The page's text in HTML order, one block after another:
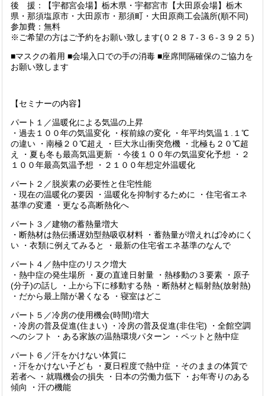
後 援：【宇都宮会場】栃木県・宇都宮市【大田原会場】栃木
県・那須塩原市・大田原市・那須町・大田原商工会議所(順不同)
参加費：無料
※ご希望の方はご予約をお願い致します(０２８７-３６-３９２５)
■マスクの着用 ■会場入口での手の消毒 ■座席間隔確保のご協力を
お願い致します
【セミナーの内容】
パート１／温暖化による気温の上昇
・過去１００年の気温変化 ・桜前線の変化 ・年平均気温１.１℃
の違い ・南極２０℃超え ・巨大氷山衝突危機 ・北極も２０℃超
え ・夏も冬も最高気温更新 ・今後１００年の気温変化予想 ・２
１００年最高気温予想 ・２１００年想定外温暖化
パート２／脱炭素の必要性と住宅性能
・現在の温暖化の要因 ・温暖化を抑制するために ・住宅省エネ
基準の変遷 ・更なる高断熱化へ
パート３／建物の蓄熱量増大
・断熱材は熱伝播遅効型熱吸収材料 ・蓄熱量が増えれば冷めにく
い ・衣類に例えてみると ・最新の住宅省エネ基準のなんで
パート４／熱中症のリスク増大
・熱中症の発生場所 ・夏の直達日射量 ・熱移動の３要素 ・原子
(分子)の話し ・上から下に移動する熱 ・断熱材と輻射熱(放射熱)
・だから最上階が暑くなる ・寝室はどこ
パート５／冷房の使用機会(時間)増大
・冷房の普及促進(住まい) ・冷房の普及促進(非住宅) ・全館空調
へのシフト ・ある家族の温熱環境パターン ・ペットと熱中症
パート６／汗をかけない体質に
・汗をかけない子ども ・夏日程度で熱中症 ・そのままの体質で
若者へ ・就職機会の損失 ・日本の労働力低下 ・お年寄りのある
傾向 ・汗の機能